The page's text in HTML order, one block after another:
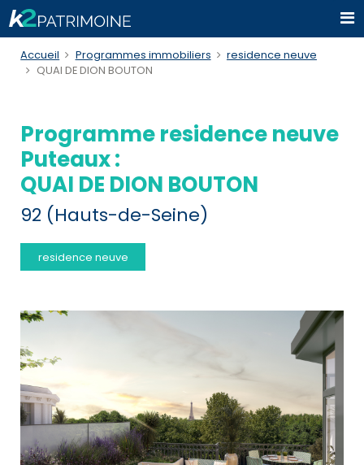
Accueil Programmes immobiliers
residence neuve
QUAI DE DION BOUTON
Programme residence neuve
Puteaux :
QUAI DE DION BOUTON
92 (Hauts-de-Seine)
residence neuve